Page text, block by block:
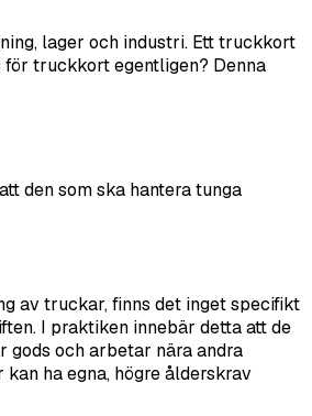
lager och industri. Ett truckkort
truckkort egentligen? Denna
den som ska hantera tunga
av truckar, finns det inget specifikt
I praktiken innebär detta att de
gods och arbetar nära andra
ha egna, högre ålderskrav